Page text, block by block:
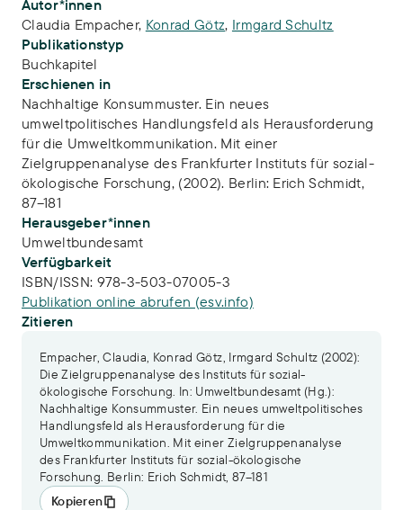
Publikations-Infos
Autor*innen
Claudia Empacher, Konrad Götz, Irmgard Schultz
Publikationstyp
Buchkapitel
Erschienen in
Nachhaltige Konsummuster. Ein neues
umweltpolitisches Handlungsfeld als Herausforderung
für die Umweltkommunikation. Mit einer
Zielgruppenanalyse des Frankfurter Instituts für sozial-
ökologische Forschung, (2002). Berlin: Erich Schmidt,
87–181
Herausgeber*innen
Umweltbundesamt
Verfügbarkeit
ISBN/ISSN: 978-3-503-07005-3
Publikation online abrufen (esv.info)
Zitieren
Empacher, Claudia, Konrad Götz, Irmgard Schultz (2002):
Die Zielgruppenanalyse des Instituts für sozial-
ökologische Forschung. In: Umweltbundesamt (Hg.):
Nachhaltige Konsummuster. Ein neues umweltpolitisches
Handlungsfeld als Herausforderung für die
Umweltkommunikation. Mit einer Zielgruppenanalyse
des Frankfurter Instituts für sozial-ökologische
Forschung. Berlin: Erich Schmidt, 87–181
Kopieren